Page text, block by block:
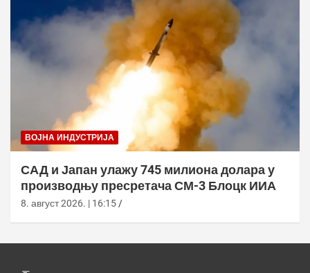
ВОЈНА ИНДУСТРИЈА
САД и Јапан улажу 745 милиона долара у
производњу пресретача СМ-3 Блоцк ИИА
8. август 2026. | 16:15